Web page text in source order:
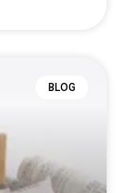
BLOG